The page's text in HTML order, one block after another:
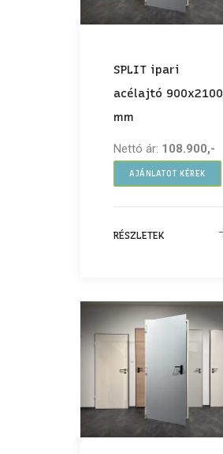
SPLIT ipari
acélajtó 900x2100
mm
Nettó ár: 108.900,-
AJÁNLATOT KÉREK
RÉSZLETEK